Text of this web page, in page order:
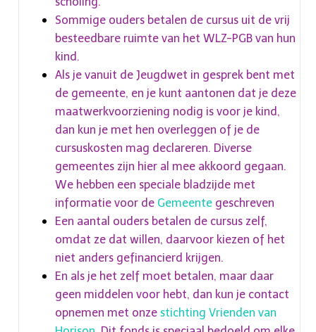
Sommige ouders betalen de cursus uit de vrij
besteedbare ruimte van het WLZ-PGB van hun
kind.
Als je vanuit de Jeugdwet in gesprek bent met
de gemeente, en je kunt aantonen dat je deze
maatwerkvoorziening nodig is voor je kind,
dan kun je met hen overleggen of je de
cursuskosten mag declareren. Diverse
gemeentes zijn hier al mee akkoord gegaan.
We hebben een speciale bladzijde met
informatie voor de Gemeente geschreven
Een aantal ouders betalen de cursus zelf,
omdat ze dat willen, daarvoor kiezen of het
niet anders gefinancierd krijgen.
En als je het zelf moet betalen, maar daar
geen middelen voor hebt, dan kun je contact
opnemen met onze stichting Vrienden van